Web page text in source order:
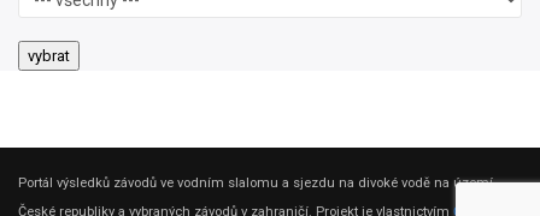
Portál výsledků závodů ve vodním slalomu a sjezdu na divoké vodě na území
České republiky a vybraných závodů v zahraničí. Projekt je vlastnictvím ČSK DV